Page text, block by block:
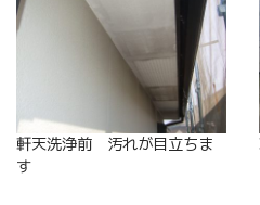
軒天洗浄前 汚れが目立ちま
す